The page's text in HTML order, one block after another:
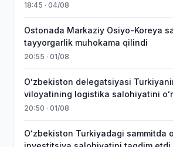
18:45 · 04/08
Ostonada Markaziy Osiyo-Koreya
tayyorgarlik muhokama qilindi
20:55 · 01/08
Oʻzbekiston delegatsiyasi
viloyatining logistika salohiyatini
20:50 · 01/08
Oʻzbekiston Turkiyadagi sammitda